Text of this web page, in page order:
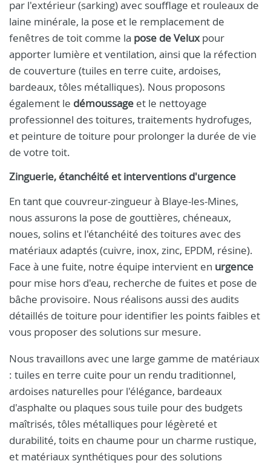
par l'extérieur (sarking) avec soufflage et rouleaux de
laine minérale, la pose et le remplacement de
fenêtres de toit comme la pose de Veluxpour
apporter lumière et ventilation, ainsi que la réfection
de couverture (tuiles en terre cuite, ardoises,
bardeaux, tôles métalliques). Nous proposons
également le démoussage et le nettoyage
professionnel des toitures, traitements hydrofuges,
et peinture de toiture pour prolonger la durée de vie
de votre toit.
Zinguerie, étanchéité et interventions d'urgence
En tant que couvreur-zingueur à Blaye-les-Mines,
nous assurons la pose de gouttières, chéneaux,
noues, solins et l'étanchéité des toitures avec des
matériaux adaptés (cuivre, inox, zinc, EPDM, résine).
Face à une fuite, notre équipe intervient en urgence
pour mise hors d'eau, recherche de fuites et pose de
bâche provisoire. Nous réalisons aussi des audits
détaillés de toiture pour identifier les points faibles et
vous proposer des solutions sur mesure.
Nous travaillons avec une large gamme de matériaux
: tuiles en terre cuite pour un rendu traditionnel,
ardoises naturelles pour l'élégance, bardeaux
d'asphalte ou plaques sous tuile pour des budgets
maîtrisés, tôles métalliques pour légèreté et
durabilité, toits en chaume pour un charme rustique,
et matériaux synthétiques pour des solutions